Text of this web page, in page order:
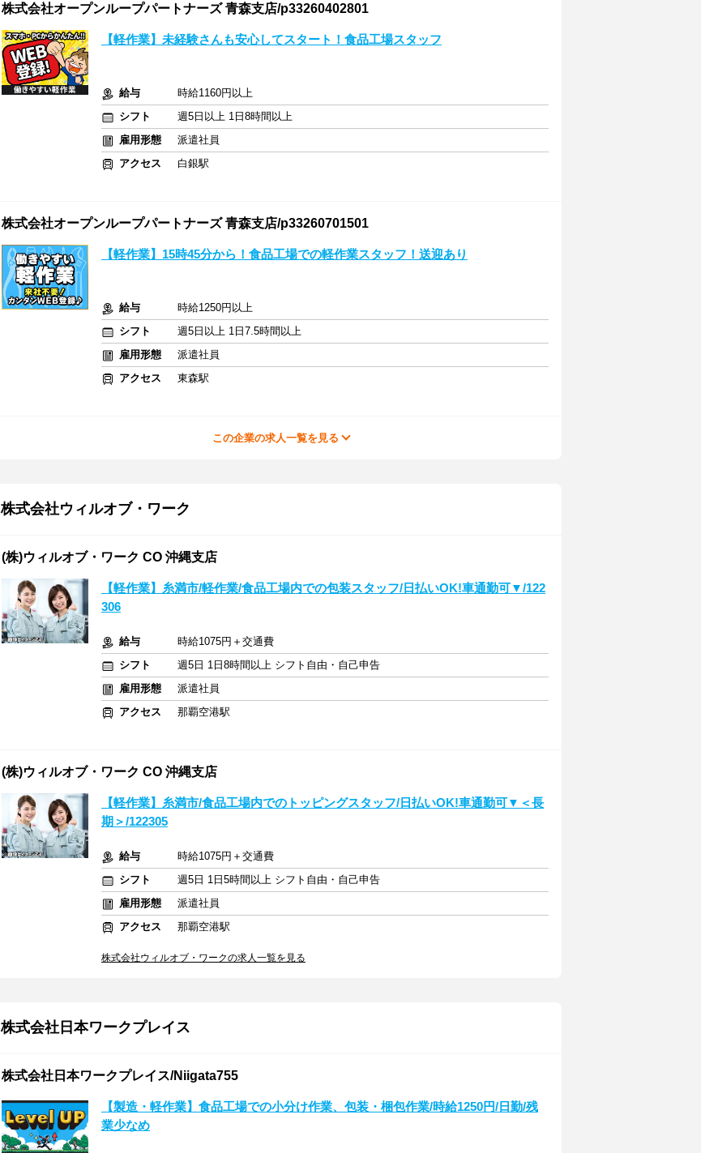
株式会社オープンループパートナーズ 青森支店/p33260402801
【軽作業】未経験さんも安心してスタート！食品工場スタッフ
給与
時給1160円以上
シフト
週5日以上 1日8時間以上
雇用形態
派遣社員
アクセス
白銀駅
株式会社オープンループパートナーズ 青森支店/p33260701501
【軽作業】15時45分から！食品工場での軽作業スタッフ！送迎あり
給与
時給1250円以上
シフト
週5日以上 1日7.5時間以上
雇用形態
派遣社員
アクセス
東森駅
この企業の求人一覧を見る
株式会社ウィルオブ・ワーク
(株)ウィルオブ・ワーク CO 沖縄支店
【軽作業】糸満市/軽作業/食品工場内での包装スタッフ/日払いOK!車通勤可▼/122
306
給与
時給1075円＋交通費
シフト
週5日 1日8時間以上 シフト自由・自己申告
雇用形態
派遣社員
アクセス
那覇空港駅
(株)ウィルオブ・ワーク CO 沖縄支店
【軽作業】糸満市/食品工場内でのトッピングスタッフ/日払いOK!車通勤可▼＜長
期＞/122305
給与
時給1075円＋交通費
シフト
週5日 1日5時間以上 シフト自由・自己申告
雇用形態
派遣社員
アクセス
那覇空港駅
株式会社ウィルオブ・ワークの求人一覧を見る
株式会社日本ワークプレイス
株式会社日本ワークプレイス/Niigata755
【製造・軽作業】食品工場での小分け作業、包装・梱包作業/時給1250円/日勤/残
業少なめ